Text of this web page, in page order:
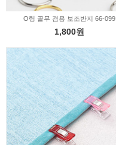
O링 골무 겸용 보조반지 66-099
1,800원